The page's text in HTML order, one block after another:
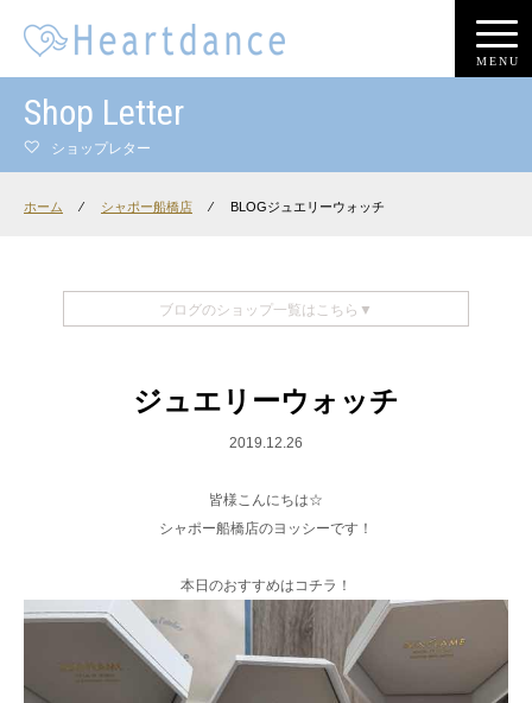
MENU
Shop Letter
ショップレター
ホーム ⁄ シャポー船橋店 ⁄ BLOGジュエリーウォッチ
ブログのショップ一覧はこちら▼
ジュエリーウォッチ
2019.12.26
皆様こんにちは☆
シャポー船橋店のヨッシーです！
本日のおすすめはコチラ！